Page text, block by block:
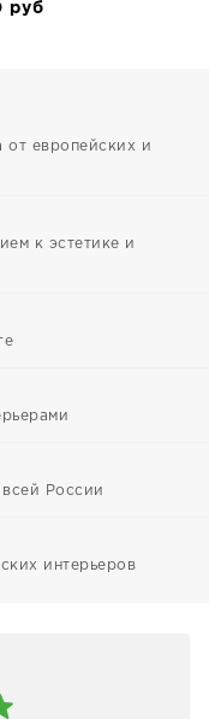
руб
от европейских и
к эстетике и
России
интерьеров